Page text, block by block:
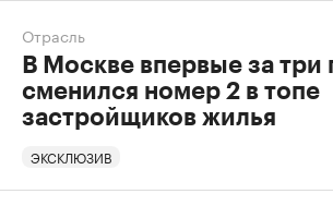
Отрасль
В Москве впервые за три
сменился номер 2 в топе
застройщиков жилья
ЭКСКЛЮЗИВ